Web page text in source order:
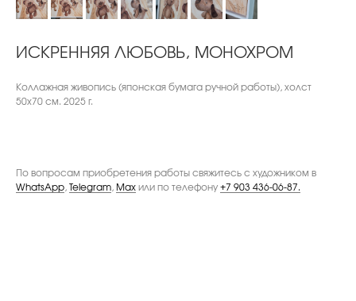
ИСКРЕННЯЯ ЛЮБОВЬ, МОНОХРОМ
Коллажная живопись (японская бумага ручной работы), холст
50х70 см. 2025 г.
По вопросам приобретения работы свяжитесь с художником в
WhatsApp, Telegram, Max или по телефону +7 903 436-06-87.